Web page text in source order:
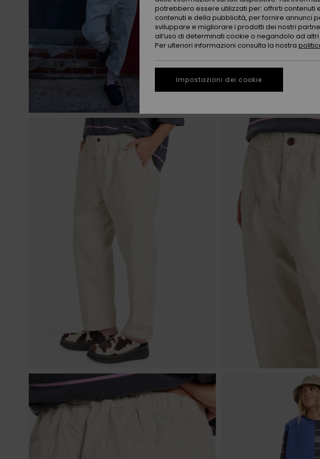
potrebbero essere utilizzati per: offrirti contenuti
contenuti e della pubblicità, per fornire annunci
sviluppare e migliorare i prodotti dei nostri
all’uso di determinati cookie o negandolo ad
Per ulteriori informazioni consulta la nostra
Impostazioni dei cookie